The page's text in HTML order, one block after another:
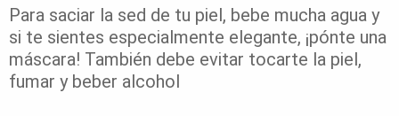
Para saciar la sed de tu piel, bebe mucha agua y
si te sientes especialmente elegante, ¡pónte una
máscara! También debe evitar tocarte la piel,
fumar y beber alcohol